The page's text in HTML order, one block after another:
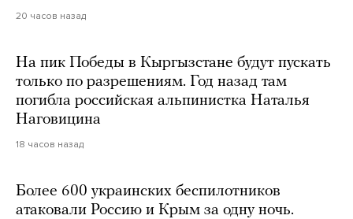
20 часов назад
На пик Победы в Кыргызстане будут пускать
только по разрешениям. Год назад там
погибла российская альпинистка Наталья
Наговицина
18 часов назад
Более 600 украинских беспилотников
атаковали Россию и Крым за одну ночь.